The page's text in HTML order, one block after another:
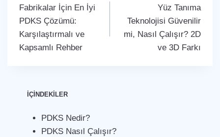
gezinmesi
Fabrikalar İçin En İyi
PDKS Çözümü:
Karşılaştırmalı ve
Kapsamlı Rehber
Yüz Tanıma
Teknolojisi Güvenilir
mi, Nasıl Çalışır? 2D
ve 3D Farkı
İÇİNDEKİLER
PDKS Nedir?
PDKS Nasıl Çalışır?